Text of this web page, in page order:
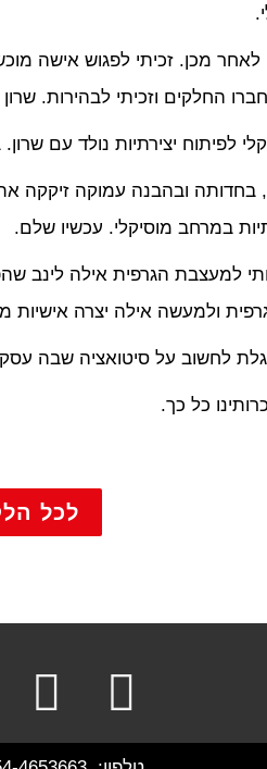
לאחר מכן. זכיתי לפגוש אישה
החלקים וזכיתי לבהירות.
לפיתוח יצירתיות נולד עם שרון.
בחדותה ובהבנה עמוקה זיקקה
במרחב מוסיקלי. עכשיו שלם.
למעצבת הגרפית אילה לינב
ולמעשה אילה יצרה אישיות
לחשוב על סיטואציה שבה
כל כך.
לכל